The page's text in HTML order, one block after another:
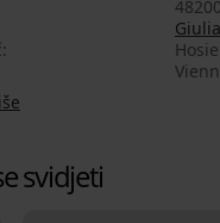
Giulia
svidjeti